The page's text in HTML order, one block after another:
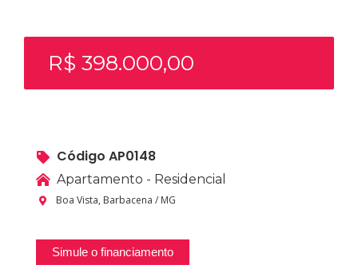
R$ 398.000,00
Código AP0148
Apartamento - Residencial
Boa Vista, Barbacena / MG
Simule o financiamento